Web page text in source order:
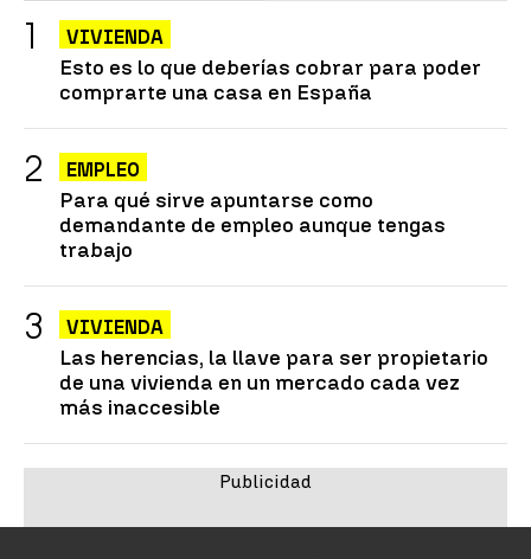
VIVIENDA
Esto es lo que deberías cobrar para poder
comprarte una casa en España
EMPLEO
Para qué sirve apuntarse como
demandante de empleo aunque tengas
trabajo
VIVIENDA
Las herencias, la llave para ser propietario
de una vivienda en un mercado cada vez
más inaccesible